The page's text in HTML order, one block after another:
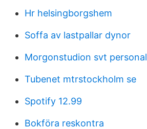
Hr helsingborgshem
Soffa av lastpallar dynor
Morgonstudion svt personal
Tubenet mtrstockholm se
Spotify 12.99
Bokföra reskontra